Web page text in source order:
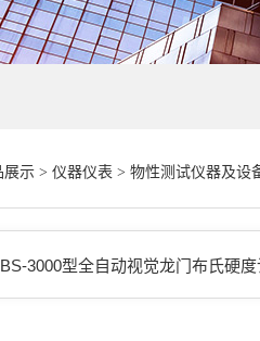
展示> 仪器仪表 > 物性测试仪器及设